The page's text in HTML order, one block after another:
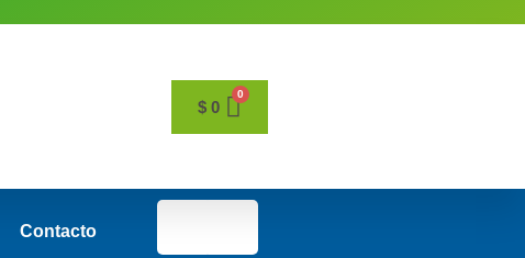
$ 0
Contacto Facebook
Instagram